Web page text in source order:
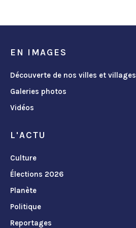
EN IMAGES
Découverte de nos villes et villages
Galeries photos
Vidéos
L'ACTU
Culture
Élections 2026
Planète
Politique
Reportages